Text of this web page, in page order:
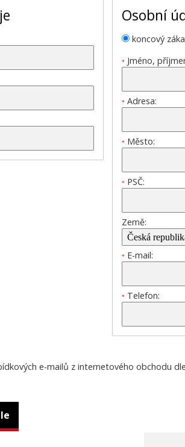
Osobní
koncový
* Jméno,
* Adresa:
* Město:
* PSČ:
Země:
* E-mail:
* Telefon:
e-mailů z internetového obchodu